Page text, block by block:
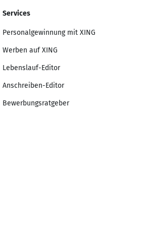
Services
Personalgewinnung mit XING
Werben auf XING
Lebenslauf-Editor
Anschreiben-Editor
Bewerbungsratgeber